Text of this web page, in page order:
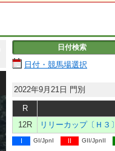
日付検索
日付・競馬場選択
2022年9月21日 門別
R
12R
I GI/JpnI II GII/JpnII